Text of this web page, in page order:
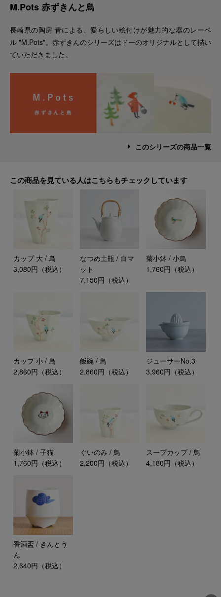
M.Pots 赤ずきんと鳥
長崎県の陶房 青による、愛らしい絵付けが魅力的な器のレーベ
ル "M.Pots"。赤ずきんのシリーズはドーのオリジナルとして描い
ていただきました。
このシリーズの商品一覧
この商品を見ている人はこちらもチェックしています
カップ 大 / 鳥
3,080円（税込）
なつめ土瓶 / 白マ
ット
7,150円（税込）
菊小鉢 / 小鳥
1,760円（税込）
カップ 小 / 鳥
2,860円（税込）
飯碗 / 鳥
2,860円（税込）
ジューサーNo.3
3,960円（税込）
菊小鉢 / 子猫
1,760円（税込）
ぐいのみ / 鳥
2,200円（税込）
スープカップ / 鳥
4,180円（税込）
香酒盃 / きんとう
ん
2,640円（税込）